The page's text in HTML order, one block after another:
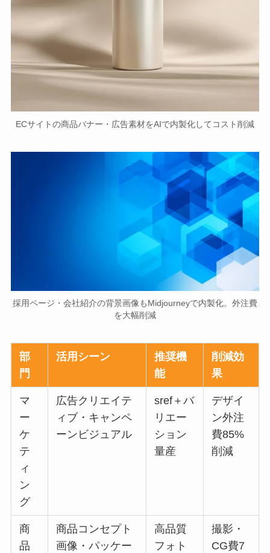
ECサイトの商品バナー・広告素材をAIで内製化してコスト削減
採用ページ・会社紹介の背景画像もMidjourneyで内製化。外注費
を大幅削減
部
門
活用シーン
推奨機
能
削減効
果
マ
ー
ケ
テ
ィ
ン
グ
広告クリエイテ
ィブ・キャンペ
ーンビジュアル
sref＋バ
リエー
ション
量産
デザイ
ン外注
費85%
削減
商
品
商品コンセプト
画像・パッケー
高品質
フォト
撮影・
CG費7